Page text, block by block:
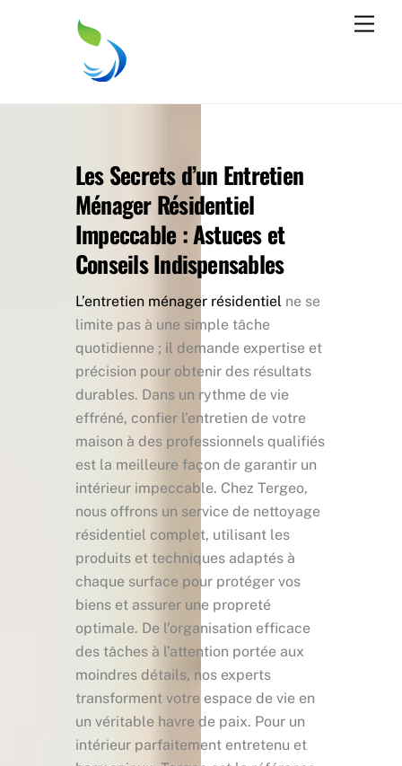
Les Secrets d’un Entretien
Ménager Résidentiel
Impeccable : Astuces et
Conseils Indispensables
L’entretien ménager résidentiel ne se
limite pas à une simple tâche
quotidienne ; il demande expertise et
précision pour obtenir des résultats
durables. Dans un rythme de vie
effréné, confier l’entretien de votre
maison à des professionnels qualifiés
est la meilleure façon de garantir un
intérieur impeccable. Chez Tergeo,
nous offrons un service de nettoyage
résidentiel complet, utilisant les
produits et techniques adaptés à
chaque surface pour protéger vos
biens et assurer une propreté
optimale. De l’organisation efficace
des tâches à l’attention portée aux
moindres détails, nos experts
transforment votre espace de vie en
un véritable havre de paix. Pour un
intérieur parfaitement entretenu et